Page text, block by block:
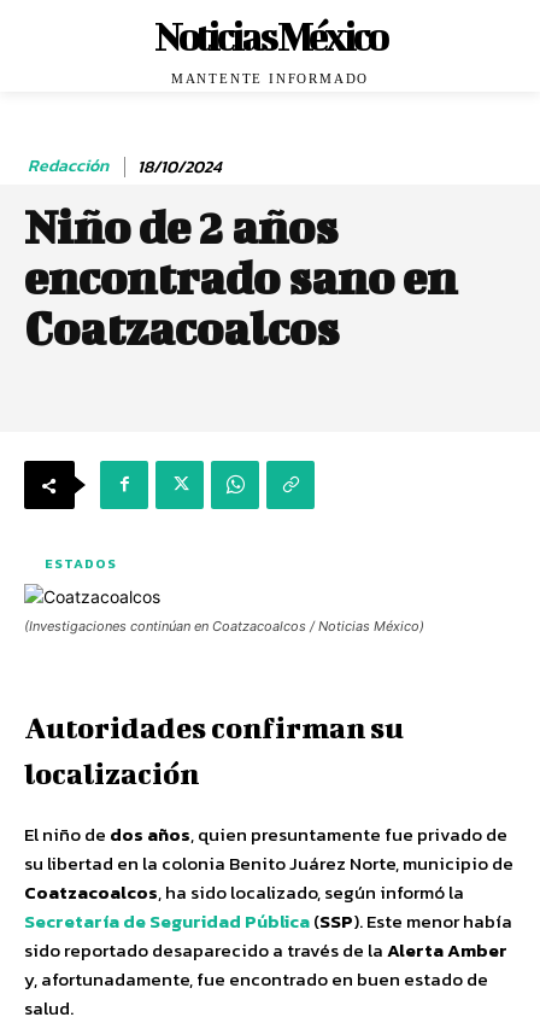
Noticias México
MANTENTE INFORMADO
Redacción 18/10/2024
Niño de 2 años
encontrado sano en
Coatzacoalcos
ESTADOS
(Investigaciones continúan en Coatzacoalcos / Noticias México)
Autoridades confirman su
localización
El niño de dos años, quien presuntamente fue privado de
su libertad en la colonia Benito Juárez Norte, municipio de
Coatzacoalcos, ha sido localizado, según informó la
Secretaría de Seguridad Pública(SSP). Este menor había
sido reportado desaparecido a través de laAlerta Amber
y, afortunadamente, fue encontrado en buen estado de
salud.